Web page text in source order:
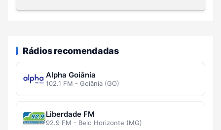
Rádios recomendadas
Alpha Goiânia
102.1 FM - Goiânia (GO)
Liberdade FM
92.9 FM - Belo Horizonte (MG)